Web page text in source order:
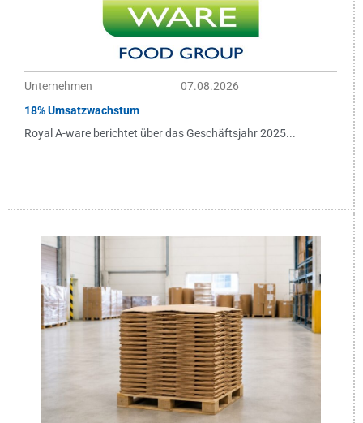
Unternehmen
07.08.2026
18% Umsatzwachstum
Royal A-ware berichtet über das Geschäftsjahr 2025...